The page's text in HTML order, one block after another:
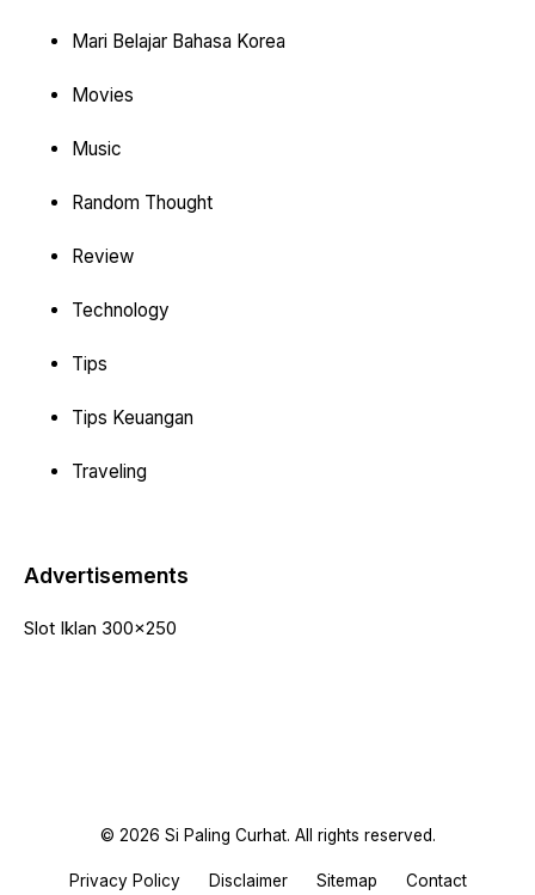
Mari Belajar Bahasa Korea
Movies
Music
Random Thought
Review
Technology
Tips
Tips Keuangan
Traveling
Advertisements
Slot Iklan 300x250
© 2026 Si Paling Curhat. All rights reserved.
Privacy Policy Disclaimer Sitemap Contact